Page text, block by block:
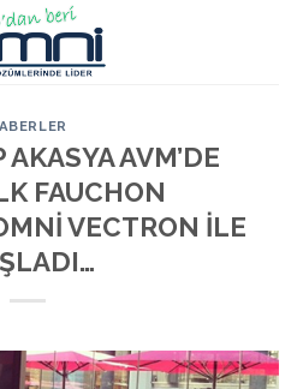
AVM’DE
FAUCHON
VECTRON İLE